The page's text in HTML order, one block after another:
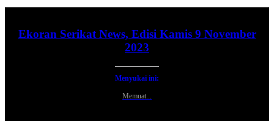
Ekoran Serikat News, Edisi Kamis 9 November
2023
Menyukai ini:
Memuat...